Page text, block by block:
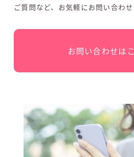
ご質問など、お気軽にお問い合わせ
お問い合わせは